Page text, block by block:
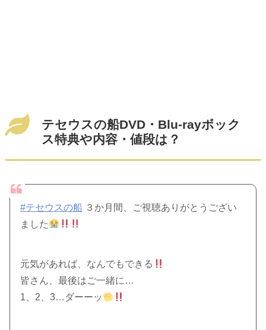
テセウスの船DVD・Blu-rayボック
ス特典や内容・値段は？
#テセウスの船 ３か月間、ご視聴ありがとうござい
ました
元気があれば、なんでもできる
皆さん、最後はご一緒に…
1、2、3…ダーーッ